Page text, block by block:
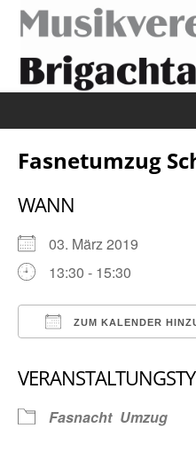
Fasnetumzug
WANN
03. März 2019
13:30 - 15:30
ZUM KALENDER
Fasnacht Umzug